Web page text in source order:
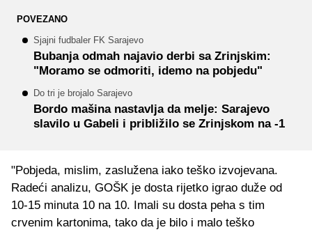
POVEZANO
Sjajni fudbaler FK Sarajevo
Bubanja odmah najavio derbi sa Zrinjskim:
"Moramo se odmoriti, idemo na pobjedu"
Do tri je brojalo Sarajevo
Bordo mašina nastavlja da melje: Sarajevo
slavilo u Gabeli i približilo se Zrinjskom na -1
"Pobjeda, mislim, zaslužena iako teško izvojevana.
Radeći analizu, GOŠK je dosta rijetko igrao duže od
10-15 minuta 10 na 10. Imali su dosta peha s tim
crvenim kartonima, tako da je bilo i malo teško